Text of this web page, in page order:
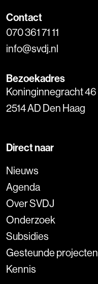
Contact
070 361 71 11
info@svdj.nl
Bezoekadres
Koninginnegracht 46
2514 AD Den Haag
Direct naar
Nieuws
Agenda
Over SVDJ
Onderzoek
Subsidies
Gesteunde projecten
Kennis